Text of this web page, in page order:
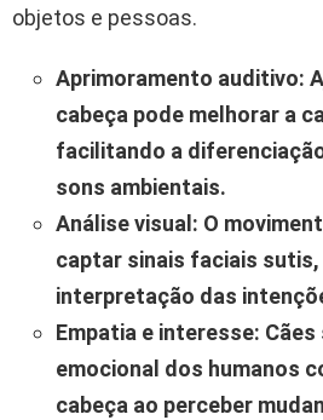
objetos e pessoas.
Aprimoramento auditivo:
cabeça pode melhorar a
facilitando a
sons ambientais.
Análise visual: O
captar sinais faciais
interpretação das
Empatia e interesse:
emocional dos humanos
cabeça ao perceber